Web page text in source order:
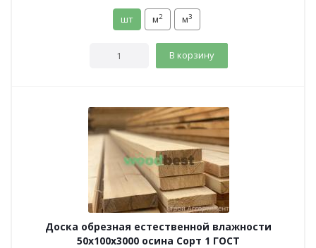
шт м2 м3
В корзину
Доска обрезная естественной влажности
50х100х3000 осина Сорт 1 ГОСТ